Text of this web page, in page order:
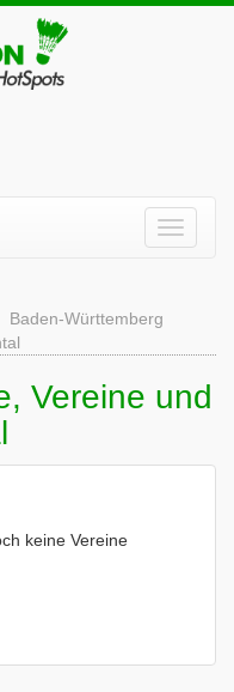
Baden-Württemberg
Vereine und
keine Vereine